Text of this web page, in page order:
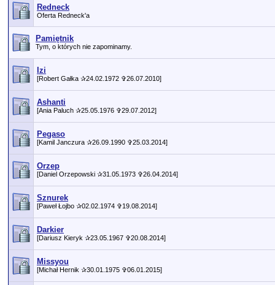
Redneck
Oferta Redneck'a
Pamiętnik
Tym, o których nie zapominamy.
Izi
[Robert Gałka ✰24.02.1972 ✞26.07.2010]
Ashanti
[Ania Paluch ✰25.05.1976 ✞29.07.2012]
Pegaso
[Kamil Janczura ✰26.09.1990 ✞25.03.2014]
Orzep
[Daniel Orzepowski ✰31.05.1973 ✞26.04.2014]
Sznurek
[Paweł Łojbo ✰02.02.1974 ✞19.08.2014]
Darkier
[Dariusz Kieryk ✰23.05.1967 ✞20.08.2014]
Missyou
[Michał Hernik ✰30.01.1975 ✞06.01.2015]